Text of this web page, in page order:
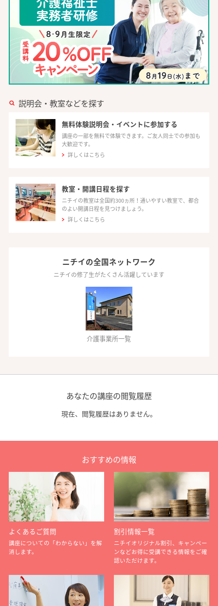
説明会・教室などを探す
無料体験説明会・イベントに参加する
講座の一部を無料で体験できます。ご友人同士での参加も
大歓迎です。
詳しくはこちら
教室・開講日程を探す
ニチイの教室は全国約300ヵ所！通いやすい教室で、都合
のよい開講日程を見つけましょう。
詳しくはこちら
ニチイの全国ネットワーク
ニチイの修了生がたくさん活躍しています
介護事業所一覧
あなたの講座の閲覧履歴
現在、閲覧履歴はありません。
おすすめの情報
よくあるご質問
講座についての「わからない」を解
消します。
割引情報一覧
ニチイオリジナル割引、キャンペー
ンなどお得に受講できる情報をご確
認いただけます。